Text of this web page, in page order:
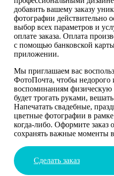
добавить вашему заказу
фотографии действительно
выбор всех параметров и
оплате заказа. Оплата
с помощью банковской
приложении.
Мы приглашаем вас
ФотоПочта, чтобы недорого
воспоминаниям
будет трогать руками,
Напечатать свадебные,
цветные фотографии в
когда-либо. Оформите заказ
сохранять важные моменты
Сделать заказ